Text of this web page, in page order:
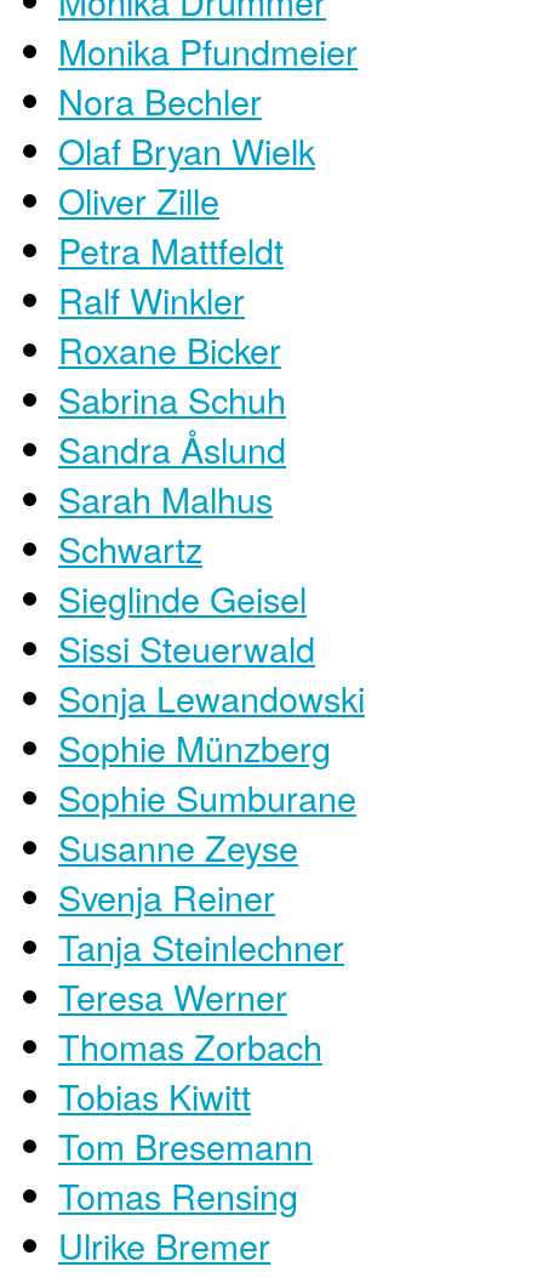
Monika Pfundmeier
Nora Bechler
Olaf Bryan Wielk
Oliver Zille
Petra Mattfeldt
Ralf Winkler
Roxane Bicker
Sabrina Schuh
Sandra Åslund
Sarah Malhus
Schwartz
Sieglinde Geisel
Sissi Steuerwald
Sonja Lewandowski
Sophie Münzberg
Sophie Sumburane
Susanne Zeyse
Svenja Reiner
Tanja Steinlechner
Teresa Werner
Thomas Zorbach
Tobias Kiwitt
Tom Bresemann
Tomas Rensing
Ulrike Bremer